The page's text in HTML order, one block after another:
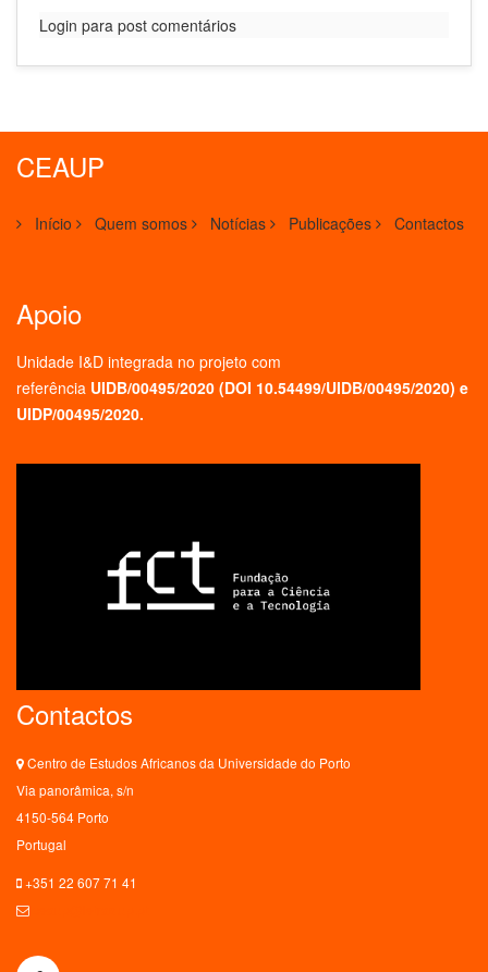
Login para post comentários
CEAUP
Início Quem somos Notícias Publicações Contactos
Apoio
Unidade I&D integrada no projeto com
referência UIDB/00495/2020 (DOI 10.54499/UIDB/00495/2020) e
UIDP/00495/2020.
Contactos
Centro de Estudos Africanos da Universidade do Porto
Via panorâmica, s/n
4150-564 Porto
Portugal
+351 22 607 71 41